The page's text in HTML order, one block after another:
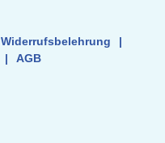
Widerrufsbelehrung
|
| AGB